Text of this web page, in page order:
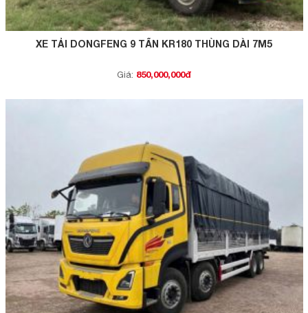
XE TẢI DONGFENG 9 TẤN KR180 THÙNG DÀI 7M5
Giá: 850,000,000đ